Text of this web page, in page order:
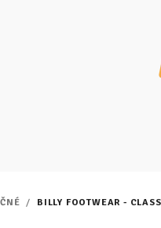
/ BILLY FOOTWEAR -